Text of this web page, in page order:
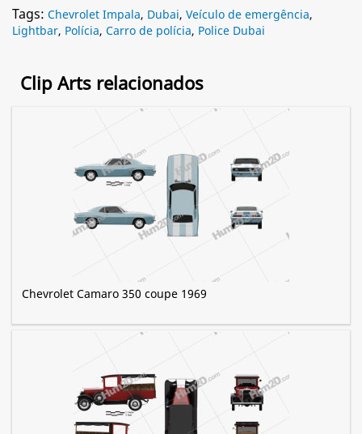
Tags: Chevrolet Impala, Dubai, Veículo de emergência,
Lightbar, Polícia, Carro de polícia, Police Dubai
Clip Arts relacionados
Chevrolet Camaro 350 coupe 1969